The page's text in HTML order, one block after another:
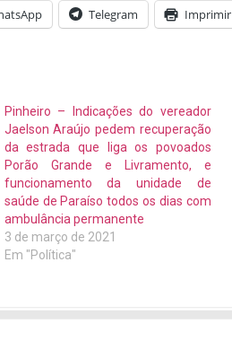
Telegram Imprimir
Pinheiro – Indicações do vereador
Jaelson Araújo pedem recuperação
da estrada que liga os povoados
Porão Grande e Livramento, e
funcionamento da unidade de
saúde de Paraíso todos os dias com
ambulância permanente
3 de março de 2021
Em "Política"